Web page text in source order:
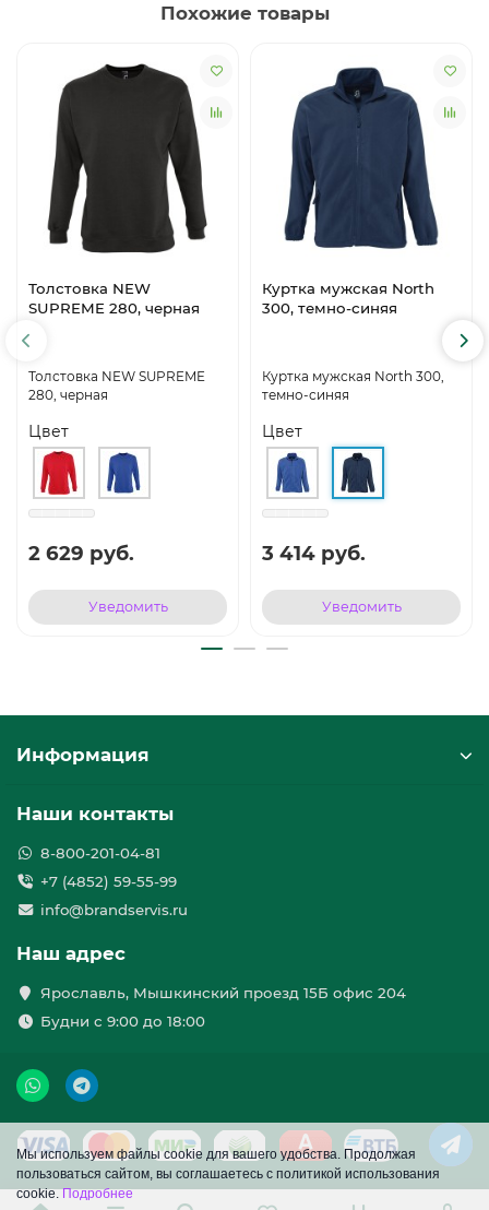
Похожие товары
Толстовка NEW
SUPREME 280, черная
Толстовка NEW SUPREME
280, черная
Цвет
2 629 руб.
Уведомить
Куртка мужская North
300, темно-синяя
Куртка мужская North 300,
темно-синяя
Цвет
3 414 руб.
Уведомить
Мы используем файлы cookie для вашего удобства. Продолжая
пользоваться сайтом, вы соглашаетесь с политикой использования
cookie.Подробнее
Информация
Наши контакты
8-800-201-04-81
+7 (4852) 59-55-99
info@brandservis.ru
Наш адрес
Ярославль, Мышкинский проезд 15Б офис 204
Будни с 9:00 до 18:00